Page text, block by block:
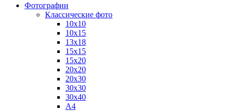
Фотографии
Классические фото
10х10
10х15
13х18
15х15
15х20
20х20
20х30
30х30
30х40
А4